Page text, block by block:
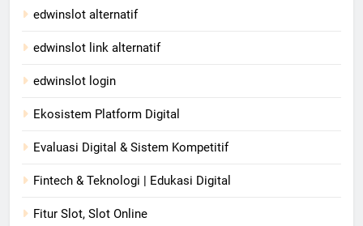
edwinslot alternatif
edwinslot link alternatif
edwinslot login
Ekosistem Platform Digital
Evaluasi Digital & Sistem Kompetitif
Fintech & Teknologi | Edukasi Digital
Fitur Slot, Slot Online